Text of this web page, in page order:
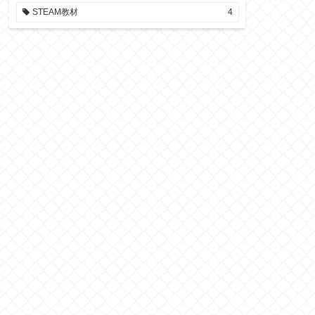
STEAM教材 4